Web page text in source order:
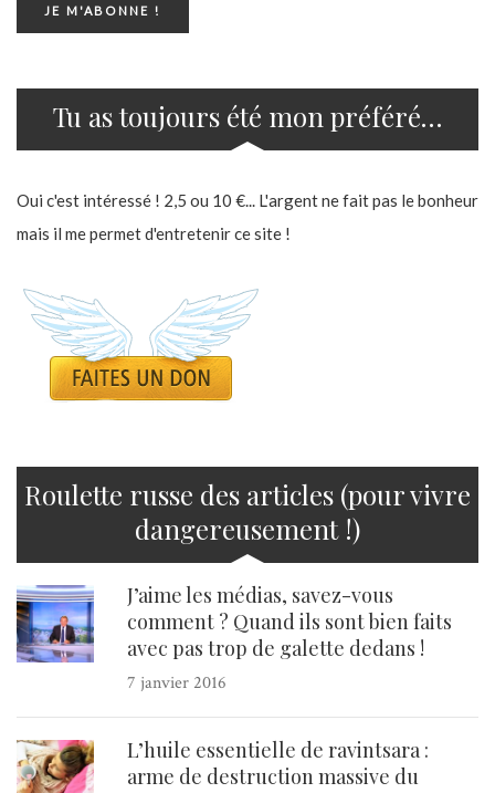
Tu as toujours été mon préféré…
Oui c'est intéressé ! 2,5 ou 10 €... L'argent ne fait pas le bonheur
mais il me permet d'entretenir ce site !
Roulette russe des articles (pour vivre
dangereusement !)
J’aime les médias, savez-vous
comment ? Quand ils sont bien faits
avec pas trop de galette dedans !
7 janvier 2016
L’huile essentielle de ravintsara :
arme de destruction massive du